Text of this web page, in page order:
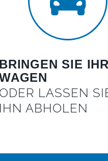
BRINGEN SIE
ODER LASSEN
IHN ABHOLEN